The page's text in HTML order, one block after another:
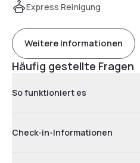
Express Reinigung
Weitere Informationen
Häufig gestellte Fragen
So funktioniert es
Check-in-Informationen